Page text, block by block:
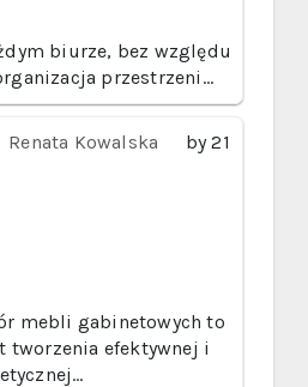
biurze, bez względu
przestrzeni…
by
Renata Kowalska 21
mebli gabinetowych to
tworzenia efektywnej i